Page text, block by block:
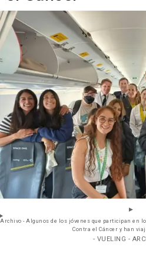
Archivo - Algunos de los jóvenes que participan en
Contra el Cáncer y han
- VUELING -